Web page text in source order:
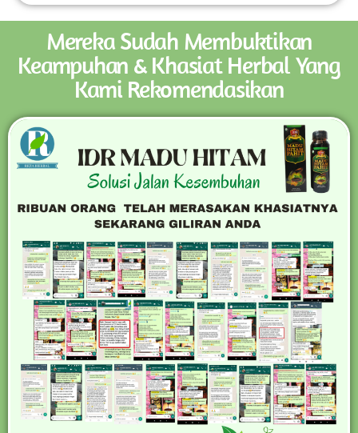
Mereka Sudah Membuktikan
Keampuhan & Khasiat Herbal Yang
Kami Rekomendasikan